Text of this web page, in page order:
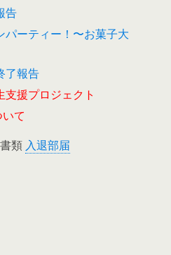
告
ーティー！〜お菓子大
了報告
援プロジェクト
て
類 入退部届